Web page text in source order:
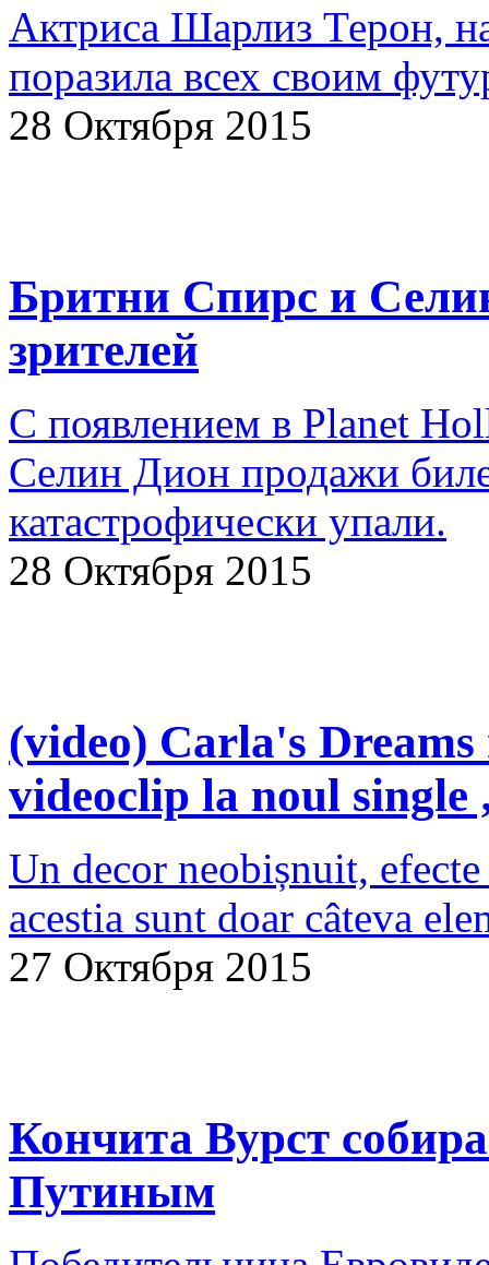
Актриса Шарлиз Терон,
поразила всех своим
28 Октября 2015
Бритни Спирс и
зрителей
С появлением в Planet
Селин Дион продажи
катастрофически упали.
28 Октября 2015
(video) Carla's
videoclip la noul single
Un decor neobișnuit,
acestia sunt doar câteva
27 Октября 2015
Кончита Вурст
Путиным